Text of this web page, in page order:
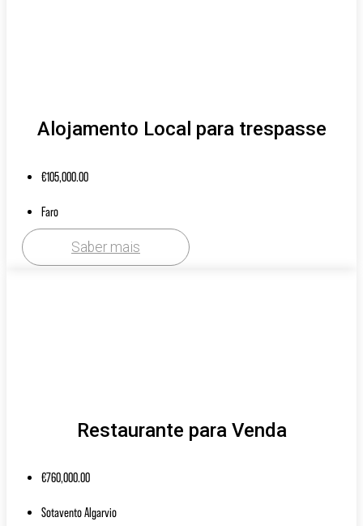
Alojamento Local para trespasse
€105,000.00
Faro
Saber mais
Restaurante para Venda
€760,000.00
Sotavento Algarvio